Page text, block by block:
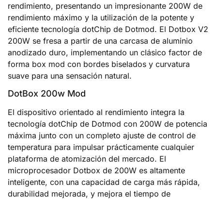
rendimiento, presentando un impresionante 200W de
rendimiento máximo y la utilización de la potente y
eficiente tecnología dotChip de Dotmod. El Dotbox V2
200W se fresa a partir de una carcasa de aluminio
anodizado duro, implementando un clásico factor de
forma box mod con bordes biselados y curvatura
suave para una sensación natural.
DotBox 200w Mod
El dispositivo orientado al rendimiento integra la
tecnología dotChip de Dotmod con 200W de potencia
máxima junto con un completo ajuste de control de
temperatura para impulsar prácticamente cualquier
plataforma de atomización del mercado. El
microprocesador Dotbox de 200W es altamente
inteligente, con una capacidad de carga más rápida,
durabilidad mejorada, y mejora el tiempo de